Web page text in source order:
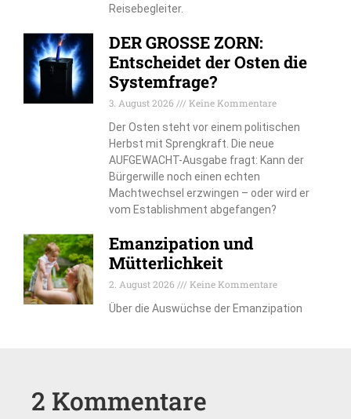
Reisebegleiter.
DER GROSSE ZORN:
Entscheidet der Osten die
Systemfrage?
3. August 2026
Keine Kommentare
Der Osten steht vor einem politischen
Herbst mit Sprengkraft. Die neue
AUFGEWACHT-Ausgabe fragt: Kann der
Bürgerwille noch einen echten
Machtwechsel erzwingen – oder wird er
vom Establishment abgefangen?
Emanzipation und
Mütterlichkeit
2. August 2026
Keine Kommentare
Über die Auswüchse der Emanzipation
2 Kommentare